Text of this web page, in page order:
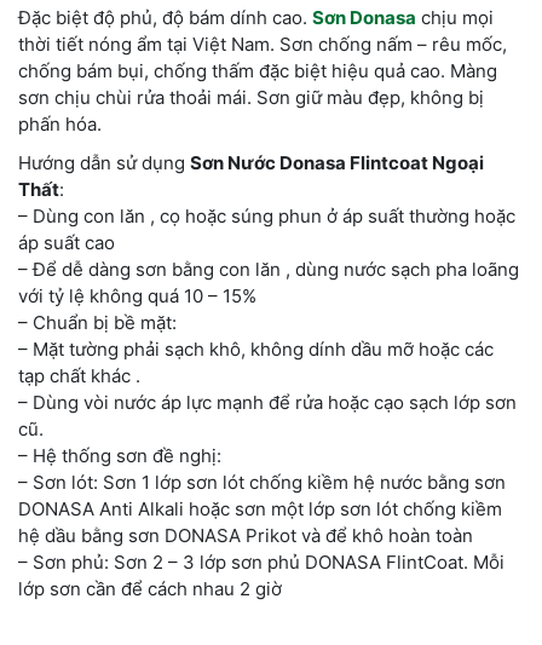
Đặc biệt độ phủ, độ bám dính cao. Sơn Donasa chịu mọi
thời tiết nóng ẩm tại Việt Nam. Sơn chống nấm – rêu mốc,
chống bám bụi, chống thấm đặc biệt hiệu quả cao. Màng
sơn chịu chùi rửa thoải mái. Sơn giữ màu đẹp, không bị
phấn hóa.
Hướng dẫn sử dụng Sơn Nước Donasa Flintcoat Ngoại
Thất:
– Dùng con lăn , cọ hoặc súng phun ở áp suất thường hoặc
áp suất cao
– Để dễ dàng sơn bằng con lăn , dùng nước sạch pha loãng
với tỷ lệ không quá 10 – 15%
– Chuẩn bị bề mặt:
– Mặt tường phải sạch khô, không dính dầu mỡ hoặc các
tạp chất khác .
– Dùng vòi nước áp lực mạnh để rửa hoặc cạo sạch lớp sơn
cũ.
– Hệ thống sơn đề nghị:
– Sơn lót: Sơn 1 lớp sơn lót chống kiềm hệ nước bằng sơn
DONASA Anti Alkali hoặc sơn một lớp sơn lót chống kiềm
hệ dầu bằng sơn DONASA Prikot và để khô hoàn toàn
– Sơn phủ: Sơn 2 – 3 lớp sơn phủ DONASA FlintCoat. Mỗi
lớp sơn cần để cách nhau 2 giờ